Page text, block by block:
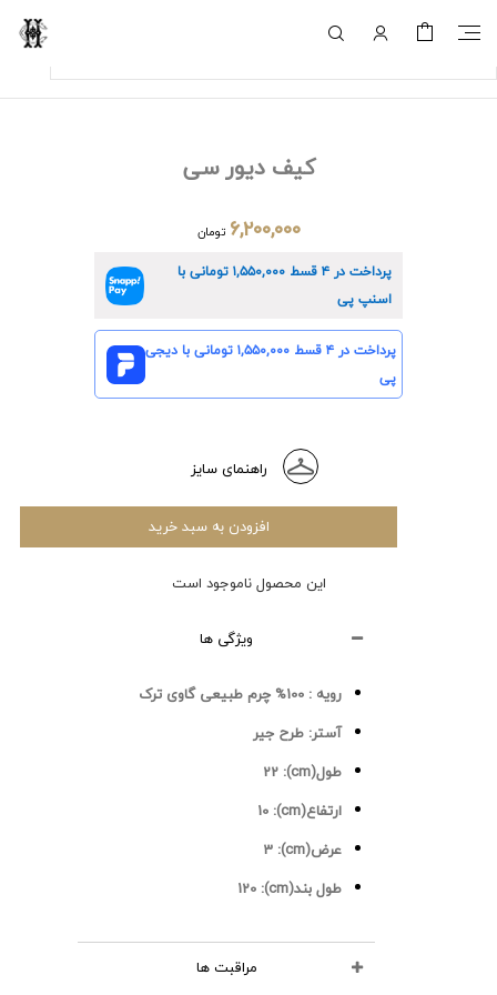
کیف دیور سی
۶,۲۰۰,۰۰۰ تومان
پرداخت در ۴ قسط ۱,۵۵۰,۰۰۰تومانی با
اسنپ پی
پرداخت در ۴ قسط ۱,۵۵۰,۰۰۰تومانی با دیجی
پی
راهنمای سایز
افزودن به سبد خرید
این محصول ناموجود است
ویژگی ها
رویه : 100% چرم طبیعی گاوی ترک
آستر: طرح جیر
طول(cm):
22
ارتفاع(cm):
10
عرض(cm):
3
طول بند(cm):
120
مراقبت ها